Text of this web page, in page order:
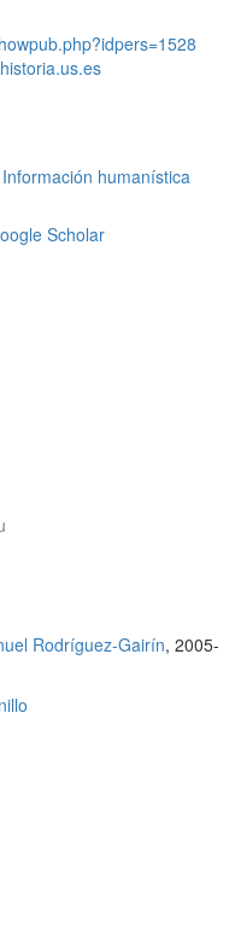
Información humanística
Scholar
Rodríguez-Gairín, 2005-